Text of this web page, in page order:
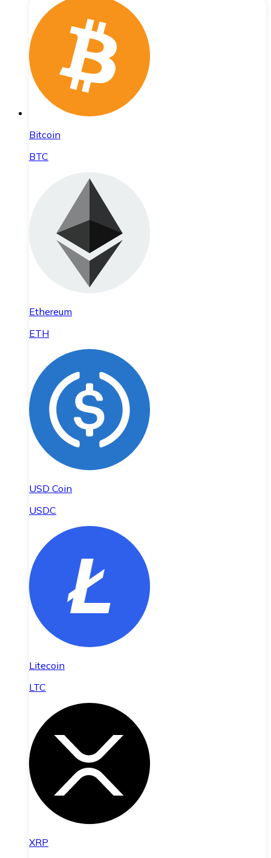
Bitcoin
BTC
Ethereum
ETH
USD Coin
USDC
Litecoin
LTC
XRP